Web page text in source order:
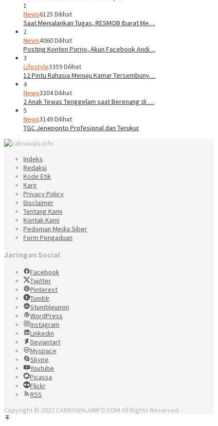
1
News6125 Dilihat
Saat Menjalankan Tugas, RESMOB Ibarat Me…
2
News4060 Dilihat
Posting Konten Porno, Akun Facebook Andi…
3
Lifestyle3359 Dilihat
12 Pintu Rahasia Menuju Kamar Tersembuny…
4
News3204 Dilihat
2 Anak Tewas Tenggelam saat Berenang di …
5
News3149 Dilihat
TGC Jeneponto Profesional dan Terukur
Indeks
Redaksi
Kode Etik
Karir
Privacy Policy
Disclaimer
Tentang Kami
Kontak Kami
Pedoman Media Siber
Form Pengaduan
Jaringan Social
Facebook
Twitter
Pinterest
Tumblr
Stumbleupon
WordPress
Instagram
Linkedin
Deviantart
Myspace
Skype
Youtube
Picassa
Flickr
RSS
Copyright © 2022 CAKRAWALAINFO.COM All Rights Reserved